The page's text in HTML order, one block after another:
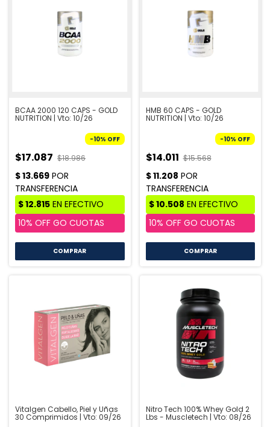
BCAA 2000 120 CAPS - GOLD
NUTRITION | Vto: 10/26
-10% OFF
$17.087 $18.986
HMB 60 CAPS - GOLD
NUTRITION | Vto: 10/26
-10% OFF
$14.011 $15.568
Vitalgen Cabello, Piel y Uñas
30 Comprimidos | Vto: 09/26
Nitro Tech 100% Whey Gold 2
Lbs - Muscletech | Vto: 08/26